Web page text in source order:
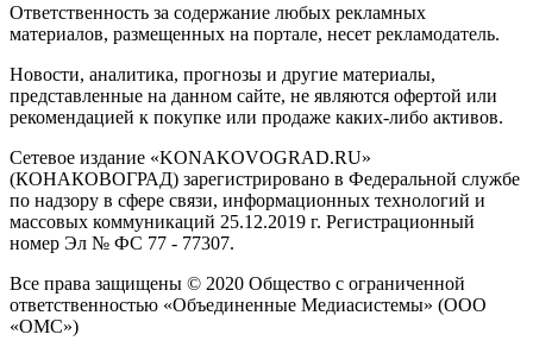
Ответственность за содержание любых рекламных
материалов, размещенных на портале, несет рекламодатель.
Новости, аналитика, прогнозы и другие материалы,
представленные на данном сайте, не являются офертой или
рекомендацией к покупке или продаже каких-либо активов.
Сетевое издание «KONAKOVOGRAD.RU»
(КОНАКОВОГРАД) зарегистрировано в Федеральной службе
по надзору в сфере связи, информационных технологий и
массовых коммуникаций 25.12.2019 г. Регистрационный
номер Эл № ФС 77 - 77307.
Все права защищены © 2020 Общество с ограниченной
ответственностью «Объединенные Медиасистемы» (ООО
«ОМС»)